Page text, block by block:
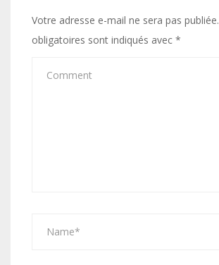
Votre adresse e-mail ne sera pas publiée.
obligatoires sont indiqués avec *